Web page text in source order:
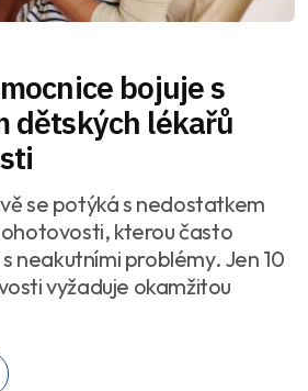
bojuje s
dětských lékařů
se potýká s nedostatkem
kterou často
neakutními problémy. Jen 10
vyžaduje okamžitou